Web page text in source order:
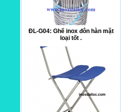
ĐL-G04: Ghế inox đôn hàn mặt
loại tốt .
ĐL-G01: Ghế xếp sơn .